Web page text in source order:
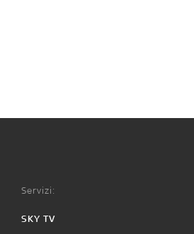
Servizi:
SKY TV